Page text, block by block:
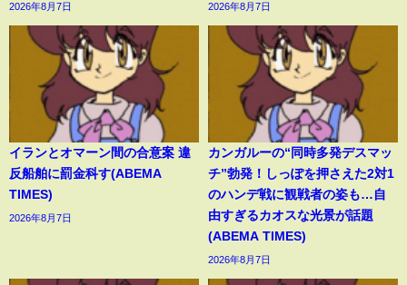
2026年8月7日 2026年8月7日
イランとオマーン間の合意案 違
反船舶に罰金科す(ABEMA
TIMES)
2026年8月7日
カンガルーの“同時多発デスマッ
チ”勃発！しっぽを押さえた2対1
のハンデ戦に観戦者の姿も…自
由すぎるカオスな光景が話題
(ABEMA TIMES)
2026年8月7日